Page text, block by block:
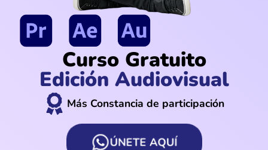
Curso Gratuito
Edición Audiovisual
Más Constancia de participación
ÚNETE AQUÍ